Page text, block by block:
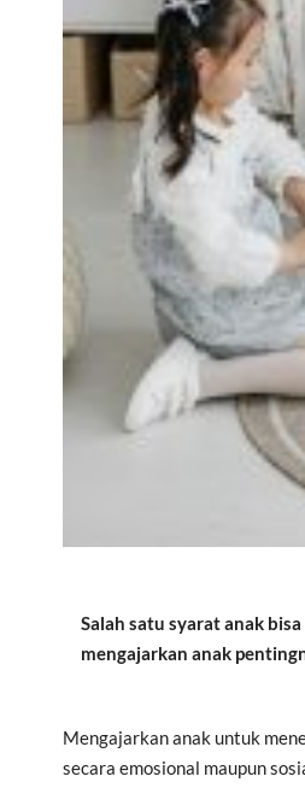
Salah satu syarat anak
mengajarkan anak
Mengajarkan anak untuk
secara emosional maupun